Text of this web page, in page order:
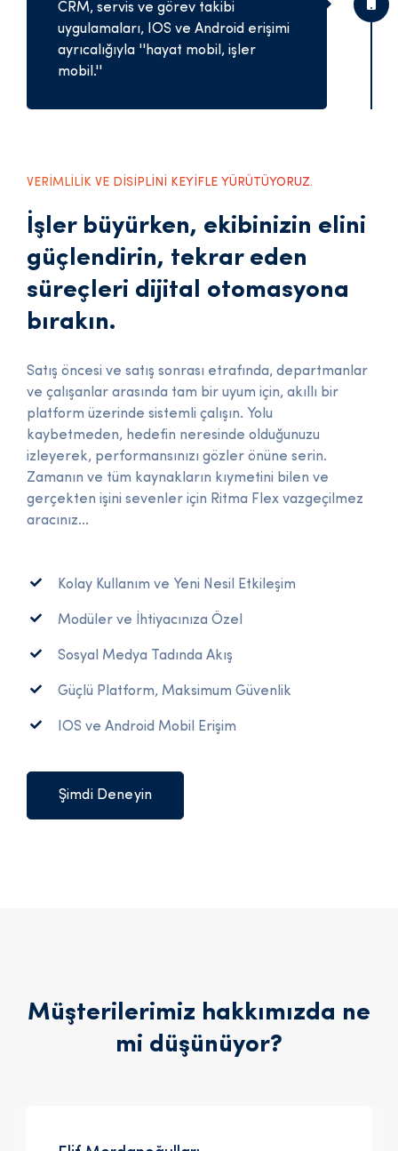
CRM, servis ve görev takibi
uygulamaları, IOS ve Android erişimi
ayrıcalığıyla ''hayat mobil, işler
mobil.''
VERİMLİLİK VE DİSİPLİNİ KEYİFLE YÜRÜTÜYORUZ.
İşler büyürken, ekibinizin elini
güçlendirin, tekrar eden
süreçleri dijital otomasyona
bırakın.
Satış öncesi ve satış sonrası etrafında, departmanlar
ve çalışanlar arasında tam bir uyum için, akıllı bir
platform üzerinde sistemli çalışın. Yolu
kaybetmeden, hedefin neresinde olduğunuzu
izleyerek, performansınızı gözler önüne serin.
Zamanın ve tüm kaynakların kıymetini bilen ve
gerçekten işini sevenler için Ritma Flex vazgeçilmez
aracınız...
Kolay Kullanım ve Yeni Nesil Etkileşim
Modüler ve İhtiyacınıza Özel
Sosyal Medya Tadında Akış
Güçlü Platform, Maksimum Güvenlik
IOS ve Android Mobil Erişim
Şimdi Deneyin
Müşterilerimiz hakkımızda ne
mi düşünüyor?